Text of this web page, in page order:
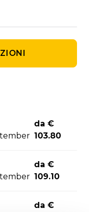
da €
103.80
da €
109.10
da €